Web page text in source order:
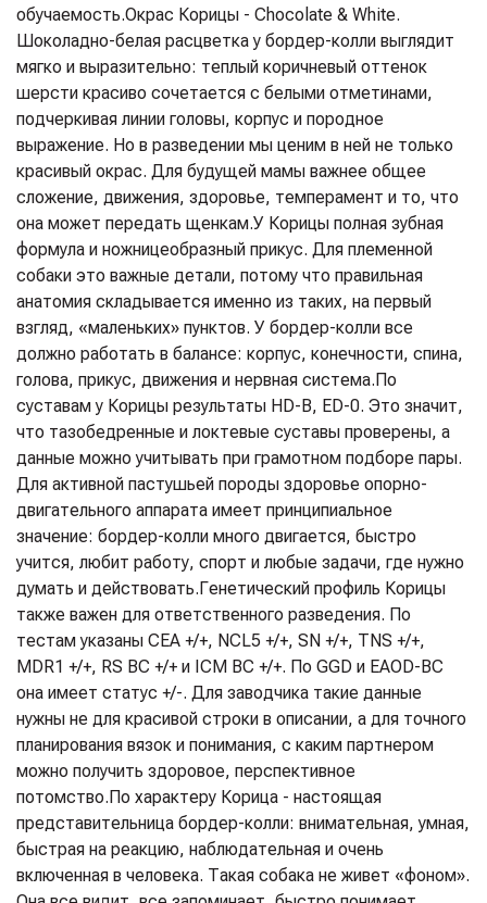
обучаемость.Окрас Корицы - Chocolate & White.
Шоколадно-белая расцветка у бордер-колли выглядит
мягко и выразительно: теплый коричневый оттенок
шерсти красиво сочетается с белыми отметинами,
подчеркивая линии головы, корпус и породное
выражение. Но в разведении мы ценим в ней не только
красивый окрас. Для будущей мамы важнее общее
сложение, движения, здоровье, темперамент и то, что
она может передать щенкам.У Корицы полная зубная
формула и ножницеобразный прикус. Для племенной
собаки это важные детали, потому что правильная
анатомия складывается именно из таких, на первый
взгляд, «маленьких» пунктов. У бордер-колли все
должно работать в балансе: корпус, конечности, спина,
голова, прикус, движения и нервная система.По
суставам у Корицы результаты HD-B, ED-0. Это значит,
что тазобедренные и локтевые суставы проверены, а
данные можно учитывать при грамотном подборе пары.
Для активной пастушьей породы здоровье опорно-
двигательного аппарата имеет принципиальное
значение: бордер-колли много двигается, быстро
учится, любит работу, спорт и любые задачи, где нужно
думать и действовать.Генетический профиль Корицы
также важен для ответственного разведения. По
тестам указаны CEA +/+, NCL5 +/+, SN +/+, TNS +/+,
MDR1 +/+, RS BC +/+ и ICM BC +/+. По GGD и EAOD-BC
она имеет статус +/-. Для заводчика такие данные
нужны не для красивой строки в описании, а для точного
планирования вязок и понимания, с каким партнером
можно получить здоровое, перспективное
потомство.По характеру Корица - настоящая
представительница бордер-колли: внимательная, умная,
быстрая на реакцию, наблюдательная и очень
включенная в человека. Такая собака не живет «фоном».